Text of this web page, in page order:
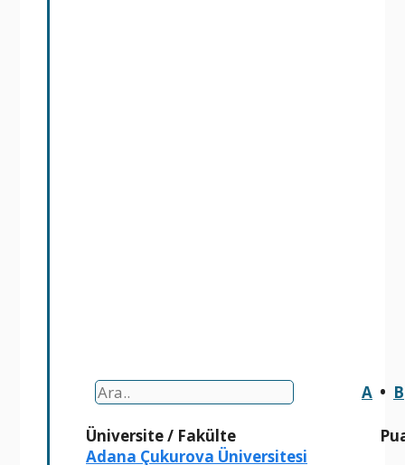
A • B
Üniversite/ Fakülte
Adana Çukurova Üniversitesi